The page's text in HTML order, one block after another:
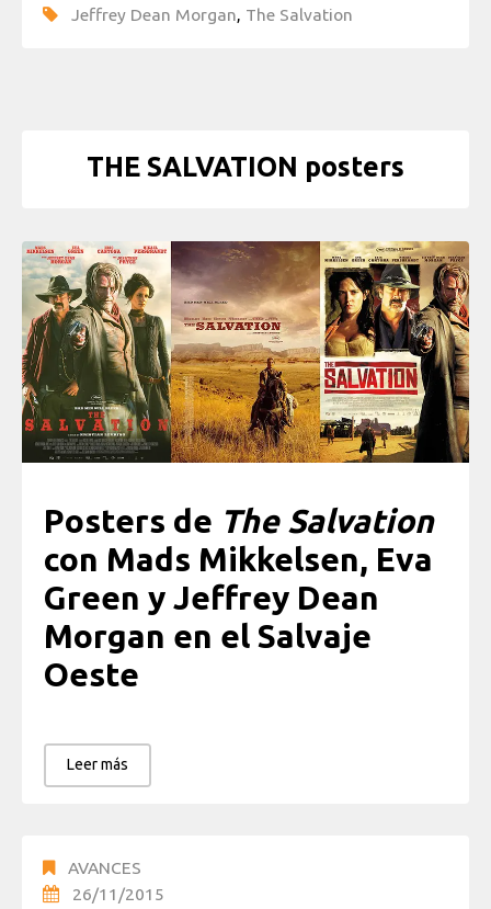
Jeffrey Dean Morgan, The Salvation
THE SALVATION posters
Posters de The Salvation
con Mads Mikkelsen, Eva
Green y Jeffrey Dean
Morgan en el Salvaje
Oeste
Leer más
AVANCES
26/11/2015